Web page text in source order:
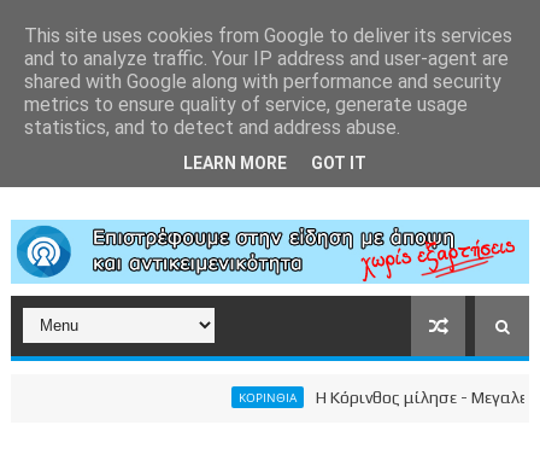
ΚΟΡΙΝΘΙΑ Η Κόρινθος μίλησε - Μεγαλειώδης
This site uses cookies from Google to deliver its services
and to analyze traffic. Your IP address and user-agent are
shared with Google along with performance and security
metrics to ensure quality of service, generate usage
statistics, and to detect and address abuse.
LEARN MORE GOT IT